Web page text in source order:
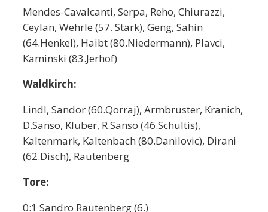
Mendes-Cavalcanti, Serpa, Reho, Chiurazzi,
Ceylan, Wehrle (57. Stark), Geng, Sahin
(64.Henkel), Haibt (80.Niedermann), Plavci,
Kaminski (83.Jerhof)
Waldkirch:
Lindl, Sandor (60.Qorraj), Armbruster, Kranich,
D.Sanso, Klüber, R.Sanso (46.Schultis),
Kaltenmark, Kaltenbach (80.Danilovic), Dirani
(62.Disch), Rautenberg
Tore:
0:1 Sandro Rautenberg (6.)